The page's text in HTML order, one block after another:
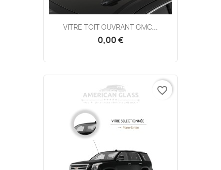
VITRE TOIT OUVRANT GMC...
0,00 €
favorite_border